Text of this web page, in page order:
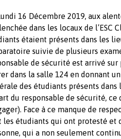
16 Décembre 2019, aux
dans les locaux de l’ESC
étaient présents dans les
suivie de plusieurs
de sécurité est arrivé
dans la salle 124 en donnant
des étudiants présents
du responsable de sécurité,
Face à ce manque de
les étudiants qui ont protesté et
qui a non seulement